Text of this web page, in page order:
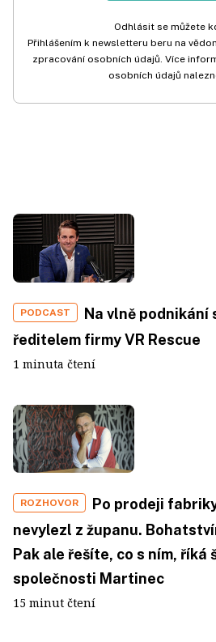
Odhlásit se můžete
Přihlášením k newsletteru beru na
zpracování osobních údajů. Více
osobních údajů
PODCAST
Na vlně podnikání
ředitelem firmy VR Rescue
1 minuta čtení
ROZHOVOR
Po prodeji
nevylezl z županu.
Pak ale řešíte, co s ním, říká
společnosti Martinec
15 minut čtení